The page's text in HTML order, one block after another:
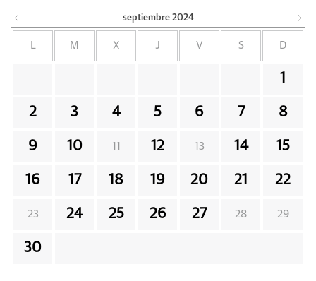
septiembre 2024
M X J V S D
1
2 3 4 5 6 7 8
9 10 11 12 13 14 15
16 17 18 19 20 21 22
23 24 25 26 27 28 29
30